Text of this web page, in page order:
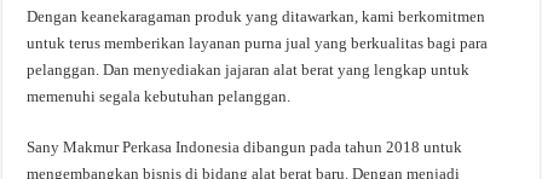
Dengan keanekaragaman produk yang ditawarkan, kami berkomitmen
untuk terus memberikan layanan purna jual yang berkualitas bagi para
pelanggan. Dan menyediakan jajaran alat berat yang lengkap untuk
memenuhi segala kebutuhan pelanggan.
Sany Makmur Perkasa Indonesia dibangun pada tahun 2018 untuk
mengembangkan bisnis di bidang alat berat baru. Dengan menjadi